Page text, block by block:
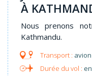
À
Nous prenons
Kathmandu.
avion